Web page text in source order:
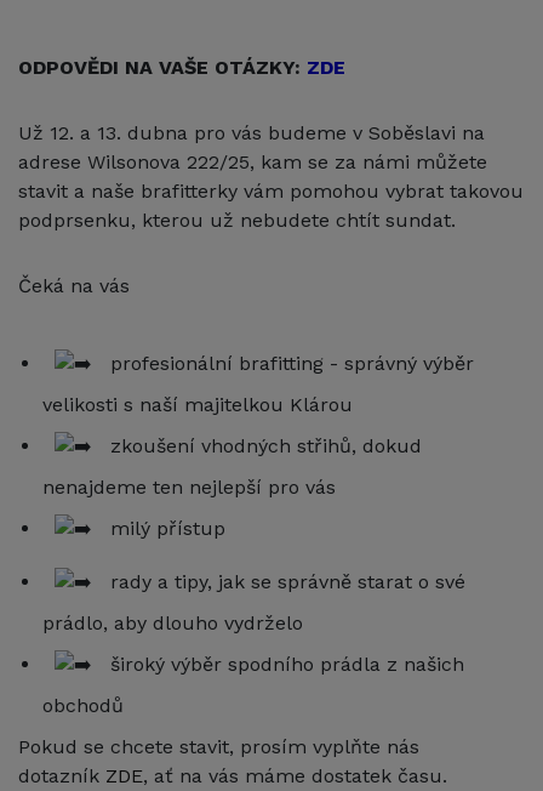
ODPOVĚDI NA VAŠE OTÁZKY: ZDE
Už 12. a 13. dubna pro vás budeme v Soběslavi na
adrese Wilsonova 222/25, kam se za námi můžete
stavit a naše brafitterky vám pomohou vybrat takovou
podprsenku, kterou už nebudete chtít sundat.
Čeká na vás
profesionální brafitting - správný výběr
velikosti s naší majitelkou Klárou
zkoušení vhodných střihů, dokud
nenajdeme ten nejlepší pro vás
milý přístup
rady a tipy, jak se správně starat o své
prádlo, aby dlouho vydrželo
široký výběr spodního prádla z našich
obchodů
Pokud se chcete stavit, prosím vyplňte nás
dotazník ZDE, ať na vás máme dostatek času.